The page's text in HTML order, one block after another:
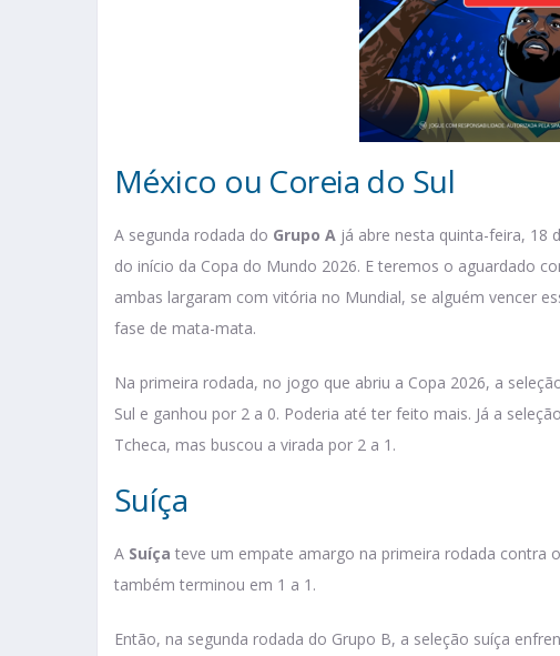
México ou Coreia do Sul
A segunda rodada do Grupo A já abre nesta quinta-feira, 18
do início da Copa do Mundo 2026. E teremos o aguardado
ambas largaram com vitória no Mundial, se alguém vencer
fase de mata-mata.
Na primeira rodada, no jogo que abriu a Copa 2026, a
Sul e ganhou por 2 a 0. Poderia até ter feito mais. Já a
Tcheca, mas buscou a virada por 2 a 1.
Suíça
A Suíça teve um empate amargo na primeira rodada contra
também terminou em 1 a 1.
Então, na segunda rodada do Grupo B, a seleção suíça